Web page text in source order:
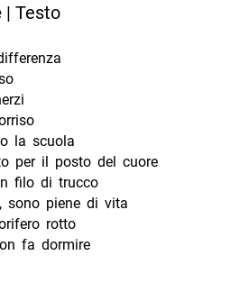
| Testo
la scuola
per il posto del cuore
filo di trucco
sono piene di vita
rotto
fa dormire